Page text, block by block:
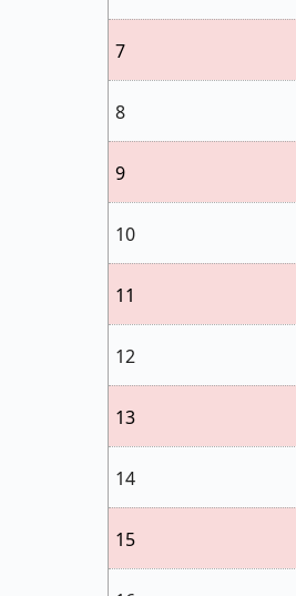
7
8
9
10
11
12
13
14
15